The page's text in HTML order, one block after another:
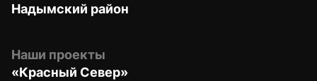
Надымский район
Наши проекты
«Красный Север»